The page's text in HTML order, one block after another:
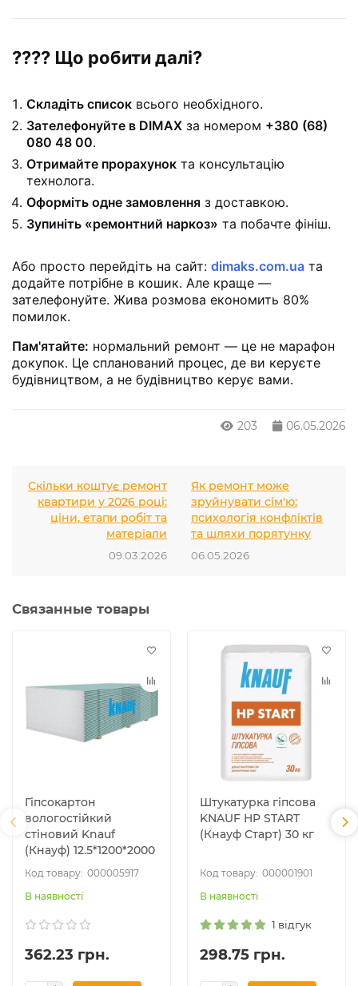
???? Що робити далі?
Складіть список всього необхідного.
Зателефонуйте в DIMAX за номером +380 (68)
080 48 00.
Отримайте прорахунок та консультацію
технолога.
Оформіть одне замовлення з доставкою.
Зупиніть «ремонтний наркоз» та побачте фініш.
Або просто перейдіть на сайт: dimaks.com.ua та
додайте потрібне в кошик. Але краще —
зателефонуйте. Жива розмова економить 80%
помилок.
Пам'ятайте: нормальний ремонт — це не марафон
докупок. Це спланований процес, де ви керуєте
будівництвом, а не будівництво керує вами.
203 06.05.2026
Скільки коштує ремонт
квартири у 2026 році:
ціни, етапи робіт та
матеріали
09.03.2026
Як ремонт може
зруйнувати сім'ю:
психологія конфліктів
та шляхи порятунку
06.05.2026
Связанные товары
Гіпсокартон
вологостійкий
стіновий Knauf
(Кнауф) 12.5*1200*2000
000005917
В наявності
362.23 грн.
Штукатурка гіпсова
KNAUF HP START
(Кнауф Старт) 30 кг
000001901
В наявності
1 відгук
298.75 грн.